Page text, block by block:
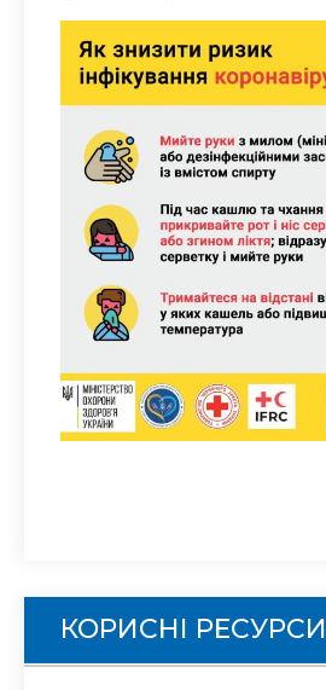
КОРИСНІ РЕСУРСИ